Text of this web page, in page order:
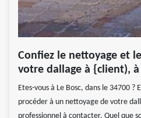
Confiez le nettoyage et
votre dallage à {client), à
Etes-vous à Le Bosc, dans le 34700 ?
procéder à un nettoyage de votre
professionnel à contacter. Quel que